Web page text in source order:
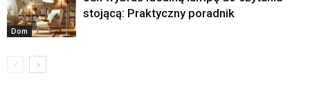
Dom
stojącą: Praktyczny poradnik